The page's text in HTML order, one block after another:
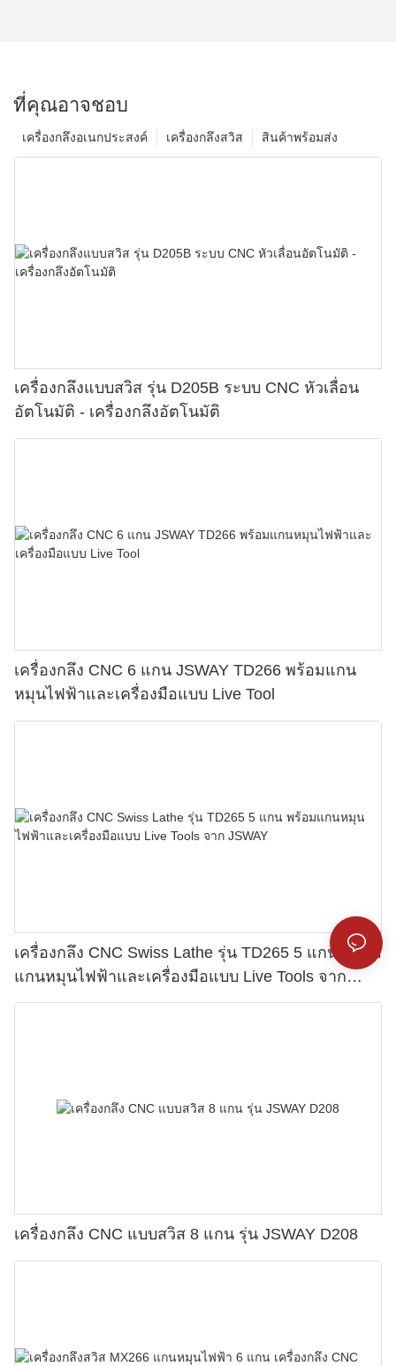
ที่คุณอาจชอบ
สินค้าพร้อมส่ง
เครื่องกลึงสวิส
เครื่องกลึงอเนกประสงค์
เครื่องกลึงแบบสวิส รุ่น D205B ระบบ CNC หัวเลื่อน
อัตโนมัติ - เครื่องกลึงอัตโนมัติ
เครื่องกลึง CNC 6 แกน JSWAY TD266 พร้อมแกน
หมุนไฟฟ้าและเครื่องมือแบบ Live Tool
เครื่องกลึง CNC Swiss Lathe รุ่น TD265 5 แกน พร้อม
แกนหมุนไฟฟ้าและเครื่องมือแบบ Live Tools จาก
JSWAY
เครื่องกลึง CNC แบบสวิส 8 แกน รุ่น JSWAY D208